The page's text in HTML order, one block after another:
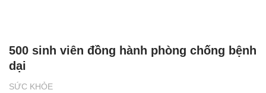
SỨC KHỎE
500 sinh viên đồng hành phòng chống bệnh
dại